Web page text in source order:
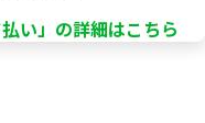
い」の詳細はこちら